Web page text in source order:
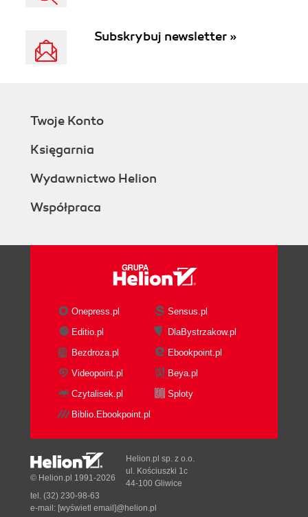
Subskrybuj newsletter »
Twoje Konto
Księgarnia
Wydawnictwo Helion
Współpraca
Onepress.pl
Sensus.pl
Editio.pl
DlaBystrzakow.pl
Bezdroza.pl
Ebookpoint.pl
Videopoint.pl
Beya.pl
Czytalisek.pl
Sploty
Biblio.Ebookpoint.pl
© Helion.pl 1991-2026
Helion.pl sp. z o.o.
ul. Kościuszki 1c
44-100 Gliwice
tel. (32) 230-98-63
e-mail: [wyświetl email]@helion.pl